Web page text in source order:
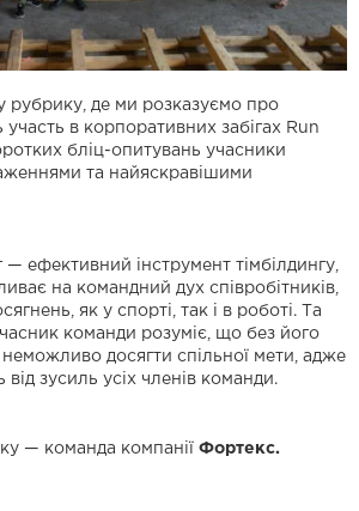
рубрику, де ми розказуємо про
участь в корпоративних забігах Run
бліц-опитувань учасники
та найяскравішими
— ефективний інструмент тімбілдингу,
на командний дух співробітників,
як у спорті, так і в роботі. Та
команди розуміє, що без його
досягти спільної мети, адже
від зусиль усіх членів команди.
— команда компанії Фортекс.